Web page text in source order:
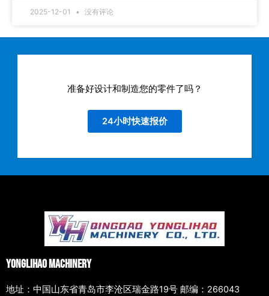
2025-12-01 没有评论
准备好设计和制造您的零件了吗？
24小时快速报价
Yonglihao Machinery
地址：中国山东省青岛市李沧区瑞金路19号 邮编：266043